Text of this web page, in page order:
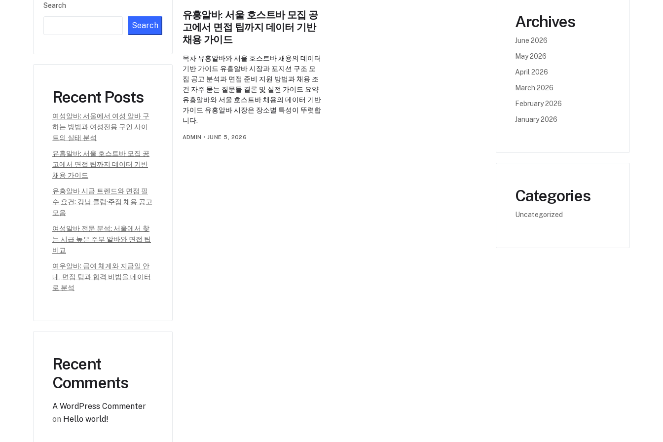
Search
Search
Recent Posts
여성알바: 서울에서 여성 알바 구
하는 방법과 여성전용 구인 사이
트의 실태 분석
유흥알바: 서울 호스트바 모집 공
고에서 면접 팁까지 데이터 기반
채용 가이드
유흥알바 시급 트렌드와 면접 필
수 요건: 강남 클럽·주점 채용 공고
모음
여성알바 전문 분석: 서울에서 찾
는 시급 높은 주부 알바와 면접 팁
비교
여우알바: 급여 체계와 지급일 안
내, 면접 팁과 합격 비법을 데이터
로 분석
Recent
Comments
A WordPress Commenter
on Hello world!
유흥알바: 서울 호스트바 모집 공
고에서 면접 팁까지 데이터 기반
채용 가이드
목차 유흥알바와 서울 호스트바 채용의 데이터
기반 가이드 유흥알바 시장과 포지션 구조 모
집 공고 분석과 면접 준비 지원 방법과 채용 조
건 자주 묻는 질문들 결론 및 실전 가이드 요약
유흥알바와 서울 호스트바 채용의 데이터 기반
가이드 유흥알바 시장은 장소별 특성이 뚜렷합
니다.
ADMIN • JUNE 5, 2026
Archives
June 2026
May 2026
April 2026
March 2026
February 2026
January 2026
Categories
Uncategorized